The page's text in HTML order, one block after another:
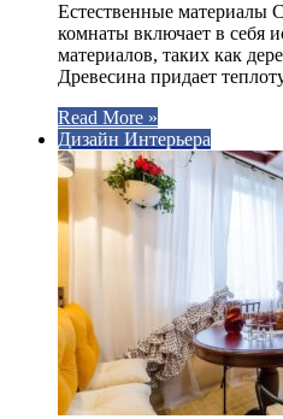
Естественные материалы
комнаты включает в себя
материалов, таких как
Древесина придает
Read More »
Дизайн Интерьера